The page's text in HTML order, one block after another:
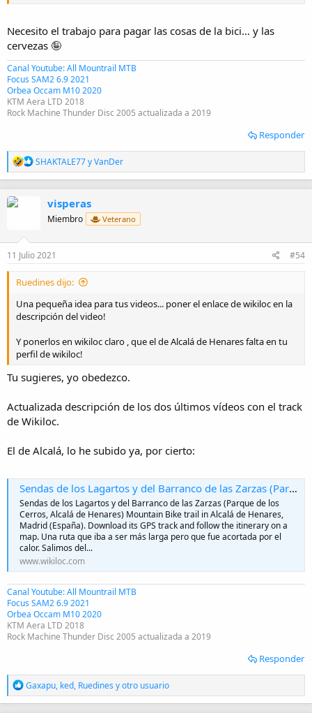
Necesito el trabajo para pagar las cosas de la bici… y las
cervezas 🤪
Canal Youtube: All Mountrail MTB
Focus SAM2 6.9 2021
Orbea Occam M10 2020
KTM Aera LTD 2018
Rock Machine Thunder Disc 2005 actualizada a 2019
Responder
R
e
a
e
s
SHAKTALE77yVanDer
visperas
Miembro Veterano
11 Julio 2021 #54
Ruedines dijo:
Una pequeña idea para tus videos... poner el enlace de wikiloc en la
descripción del video!
Y ponerlos en wikiloc claro , que el de Alcalá de Henares falta en tu
perfil de wikiloc!
Tu sugieres, yo obedezco.
Actualizada descripción de los dos últimos vídeos con el track
de Wikiloc.
El de Alcalá, lo he subido ya, por cierto:
Sendas de los Lagartos y del Barranco de las Zarzas (Parque de los Cerros, Alcalá de Henares)
Sendas de los Lagartos y del Barranco de las Zarzas (Parque de los
Cerros, Alcalá de Henares) Mountain Bike trail in Alcalá de Henares,
Madrid (España). Download its GPS track and follow the itinerary on a
map. Una ruta que iba a ser más larga pero que fue acortada por el
calor. Salimos del...
www.wikiloc.com
Canal Youtube: All Mountrail MTB
Focus SAM2 6.9 2021
Orbea Occam M10 2020
KTM Aera LTD 2018
Rock Machine Thunder Disc 2005 actualizada a 2019
Responder
R
e
a
Gaxapu, ked, Ruedines y otro usuario